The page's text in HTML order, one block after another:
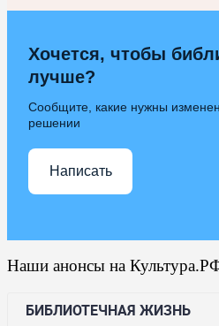
Хочется, чтобы
лучше?
Сообщите, какие нужны
решении
Написать
Наши анонсы на